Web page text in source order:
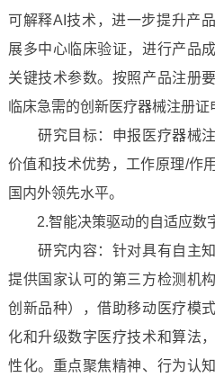
可解释AI技术，进一步提升产
展多中心临床验证，进行产品
关键技术参数。按照产品注册
临床急需的创新医疗器械注册证
研究目标：申报医疗器械注
价值和技术优势，工作原理/作
国内外领先水平。
2.智能决策驱动的自适应数
研究内容：针对具有自主知
提供国家认可的第三方检测机
创新品种），借助移动医疗模
化和升级数字医疗技术和算法
性化。重点聚焦精神、行为认